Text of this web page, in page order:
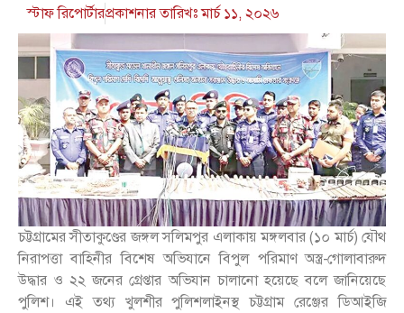
স্টাফ রিপোর্টারপ্রকাশনার তারিখঃমার্চ ১১, ২০২৬
চট্টগ্রামের সীতাকুণ্ডের জঙ্গল সলিমপুর এলাকায় মঙ্গলবার (১০ মার্চ) যৌথ
নিরাপত্তা বাহিনীর বিশেষ অভিযানে বিপুল পরিমাণ অস্ত্র-গোলাবারুদ
উদ্ধার ও ২২ জনের গ্রেপ্তার অভিযান চালানো হয়েছে বলে জানিয়েছে
পুলিশ। এই তথ্য খুলশীর পুলিশলাইনস্থ চট্টগ্রাম রেঞ্জের ডিআইজি